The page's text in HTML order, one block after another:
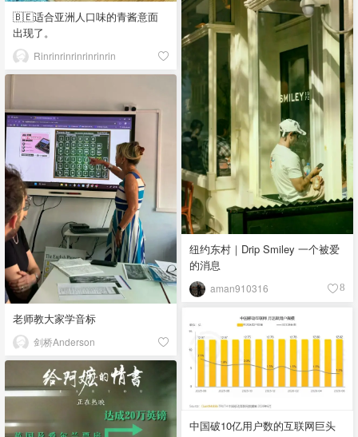
🇧🇪适合亚洲人口味的青酱意面
出现了。
Rinrinrinrinrinrinrin
纽约东村｜Drip Smiley 一个被爱
的消息
aman910316 8
老师教大家学音标
剑桥Anderson
中国破10亿用户数的互联网巨头